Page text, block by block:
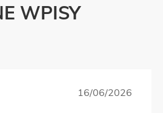
WPISY
16/06/2026